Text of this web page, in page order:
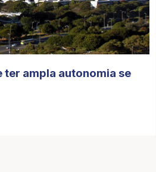
ter ampla autonomia se